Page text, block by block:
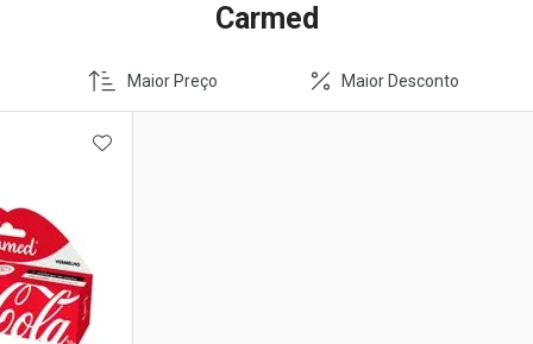
Carmed
Maior Preço Maior Desconto
ADICIONAR AOS FAVORITOS